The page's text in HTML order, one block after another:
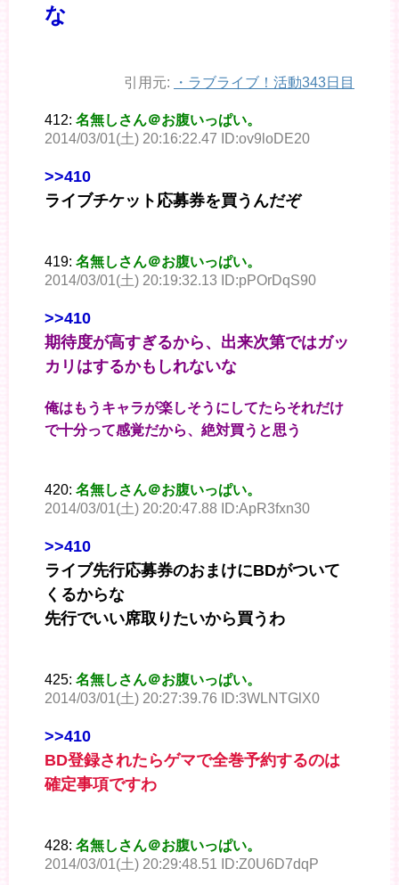
な
引用元: ・ ラブライブ！活動343日目
412: 名無しさん＠お腹いっぱい。
2014/03/01(土) 20:16:22.47 ID:ov9loDE20
>>410
ライブチケット応募券を買うんだぞ
419: 名無しさん＠お腹いっぱい。
2014/03/01(土) 20:19:32.13 ID:pPOrDqS90
>>410
期待度が高すぎるから、出来次第ではガッ
カリはするかもしれないな
俺はもうキャラが楽しそうにしてたらそれだけ
で十分って感覚だから、絶対買うと思う
420: 名無しさん＠お腹いっぱい。
2014/03/01(土) 20:20:47.88 ID:ApR3fxn30
>>410
ライブ先行応募券のおまけにBDがついて
くるからな
先行でいい席取りたいから買うわ
425: 名無しさん＠お腹いっぱい。
2014/03/01(土) 20:27:39.76 ID:3WLNTGlX0
>>410
BD登録されたらゲマで全巻予約するのは
確定事項ですわ
428: 名無しさん＠お腹いっぱい。
2014/03/01(土) 20:29:48.51 ID:Z0U6D7dqP